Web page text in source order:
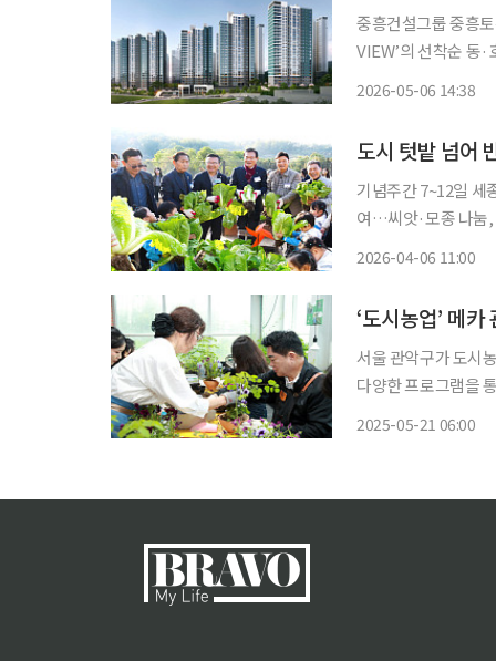
중흥건설그룹 중흥
VIEW’의 선착순 동·호 지정
2026-05-06 14:38
기념주간 7~12일 세
여…씨앗·모종 나눔, 반려식물 상담 진행 도
2026-04-06 11:00
‘도시농업’ 메카
서울 관악구가 도시
다양한 프로그램을
2025-05-21 06:00